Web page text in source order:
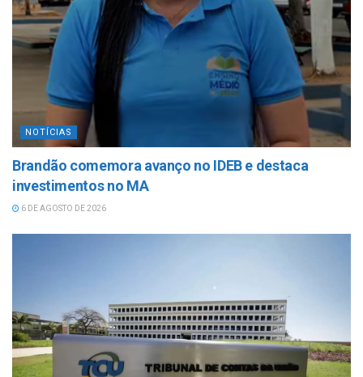
NOTÍCIAS
Brandão comemora avanço no IDEB e destaca
investimentos no MA
6 DE AGOSTO DE 2026